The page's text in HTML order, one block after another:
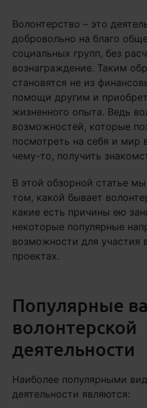
Волонтерство – это
добровольно на благо
социальных групп, без
вознаграждение. Таким
становятся не из
помощи другим и
жизненного опыта. Ведь
возможностей, которые
посмотреть на себя и мир
чему-то, получить
В этой обзорной статье
том, какой бывает
какие есть причины ею
некоторые популярные
возможности для участия
проектах.
Популярные
волонтерской
деятельности
Наиболее популярными
деятельности являются: